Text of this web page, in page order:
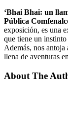
‘Bhai Bhai: un
Pública
exposición, es una
que tiene un
Además, nos antoja
llena de aventuras
About The